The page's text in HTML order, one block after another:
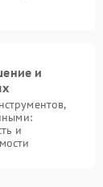
и
и